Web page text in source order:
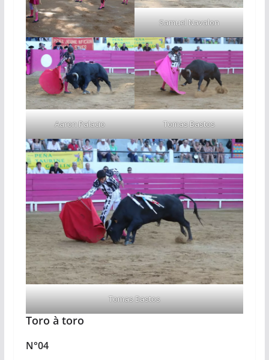
Samuel Navalon
Aaron Palacio Tomas Bastos
Tomas Bastos
Toro à toro
N°04